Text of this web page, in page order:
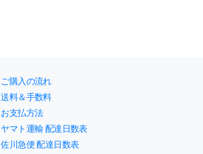
ご購入の流れ
送料＆手数料
お支払方法
ヤマト運輸 配達日数表
佐川急便 配達日数表